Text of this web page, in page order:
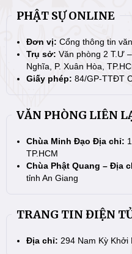
PHẬT SỰ ONLINE
Đơn vị: Cổng thông tin
Trụ sở: Văn phòng 2 T.Ư
Nghĩa, P. Xuân Hòa,
Giấy phép: 84/GP-TTĐT
VĂN PHÒNG LIÊN
Chùa Minh Đạo Địa chỉ:
TP.HCM
Chùa Phật Quang – Địa
tỉnh An Giang
TRANG TIN ĐIỆN
Địa chỉ: 294 Nam Kỳ Khởi